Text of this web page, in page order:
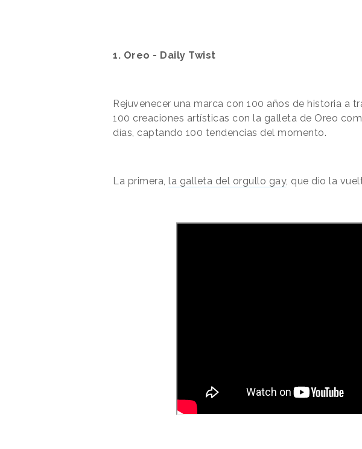
1. Oreo - Daily Twist
Rejuvenecer una marca con 100 años de historia a
100 creaciones artísticas con la galleta de Oreo
días, captando 100 tendencias del momento.
La primera, la galleta del orgullo gay, que dio la